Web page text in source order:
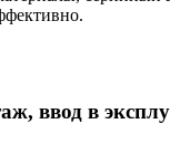
ввод в